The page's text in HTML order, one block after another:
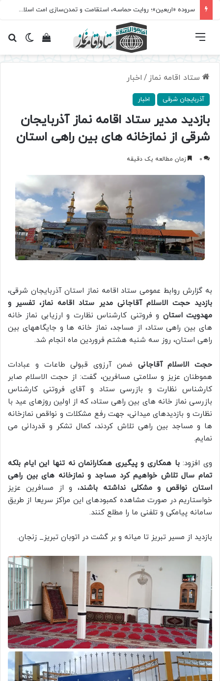
سروده‌ «اربعین»؛ روایت حماسه، استقامت و تمدن‌سازی امت اسلامی
تغییرمشاهده فهرست
ستاد اقامه نماز / اخبار
آذربایجان شرقی اخبار
بازدید مدیر ستاد اقامه نماز آذربایجان
شرقی از نمازخانه های بین راهی استان
0 زمان مطالعه یک دقیقه
به گزارش روابط عمومی ستاد اقامه نماز استان آذربایجان شرقی،
بازدید حجت الاسلام آقاجانی مدیر ستاد اقامه نماز، تفسیر و
مهدویت استان و فروتنی کارشناس نظارت و ارزیابی نماز خانه
های بین راهی ستاد، از مساجد، نماز خانه ها و جایگاههای بین
راهی استان، روز سه شنبه هشتم فروردین ماه انجام شد.
حجت الاسلام آقاجانی ضمن آرزوی قبولی طاعات و عبادات
هموطنان عزیز و سلامتی مسافرین، گفت: از حجت الاسلام صابر
کارشناس نظارت و بازرسی ستاد و آقای فروتنی کارشناس
بازرسی نماز خانه های بین راهی ستاد، که از اولین روزهای عید با
نظارت و بازدیدهای میدانی، جهت رفع مشکلات و نواقص نمازخانه
ها و مساجد بین راهی تلاش کردند، کمال تشکر و قدردانی می
نمایم.
وی افزود:با همکاری و پیگیری همکارانمان نه تنها این ایام بلکه
تمام سال تلاش خواهیم کرد مساجد و نمازخانه های بین راهی
استان نواقص و مشکلی نداشته باشند، و از مسافرین عزیز
خواستاریم در صورت مشاهده کمبودهای این مراکز سریعا از طریق
سامانه پیامکی و تلفنی ما را مطلع کنند.
بازدید از مسیر تبریز تا میانه و بر گشت در اتوبان تبریز_ زنجان.